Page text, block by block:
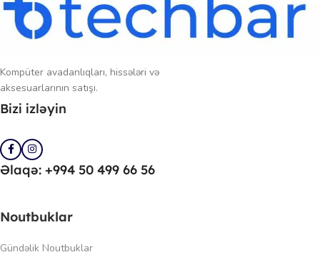
Kompüter avadanlıqları, hissələri və
aksesuarlarının satışı.
Bizi izləyin
Əlaqə: +994 50 499 66 56
Noutbuklar
Gündəlik Noutbuklar